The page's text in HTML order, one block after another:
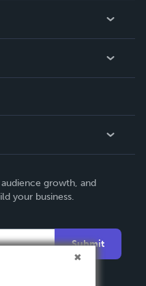
growth, and
your business.
Submit